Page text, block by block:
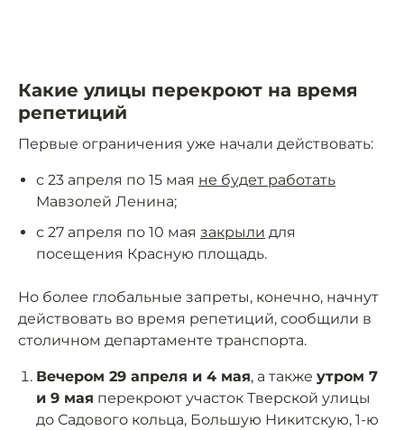
Какие улицы перекроют на время
репетиций
Первые ограничения уже начали действовать:
с 23 апреля по 15 мая не будет работать
Мавзолей Ленина;
с 27 апреля по 10 мая закрыли для
посещения Красную площадь.
Но более глобальные запреты, конечно, начнут
действовать во время репетиций, сообщили в
столичном департаменте транспорта.
Вечером 29 апреля и 4 мая, а также утром 7
и 9 мая перекроют участок Тверской улицы
до Садового кольца, Большую Никитскую, 1-ю